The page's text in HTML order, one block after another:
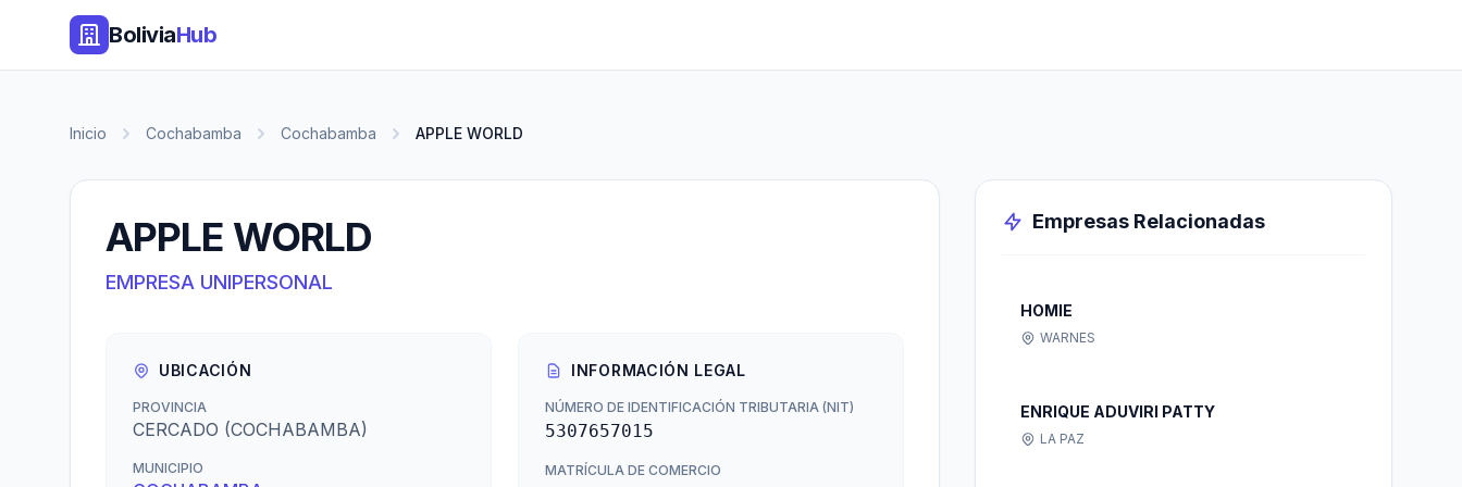
BoliviaHub
Inicio Cochabamba Cochabamba APPLE WORLD
APPLE WORLD
EMPRESA UNIPERSONAL
UBICACIÓN
PROVINCIA
CERCADO (COCHABAMBA)
MUNICIPIO
INFORMACIÓN LEGAL
NÚMERO DE IDENTIFICACIÓN TRIBUTARIA (NIT)
5307657015
MATRÍCULA DE COMERCIO
Empresas Relacionadas
HOMIE
WARNES
ENRIQUE ADUVIRI PATTY
LA PAZ